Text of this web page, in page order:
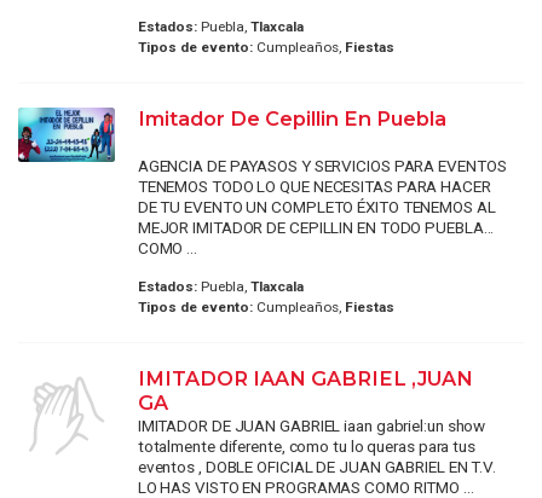
Estados:Puebla, Tlaxcala
Tipos de evento:Cumpleaños, Fiestas
Imitador De Cepillin En Puebla
AGENCIA DE PAYASOS Y SERVICIOS PARA EVENTOS
TENEMOS TODO LO QUE NECESITAS PARA HACER
DE TU EVENTO UN COMPLETO ÉXITO TENEMOS AL
MEJOR IMITADOR DE CEPILLIN EN TODO PUEBLA...
COMO ...
Estados:Puebla, Tlaxcala
Tipos de evento:Cumpleaños, Fiestas
IMITADOR IAAN GABRIEL ,JUAN
GA
IMITADOR DE JUAN GABRIEL iaan gabriel:un show
totalmente diferente, como tu lo queras para tus
eventos , DOBLE OFICIAL DE JUAN GABRIEL EN T.V.
LO HAS VISTO EN PROGRAMAS COMO RITMO ...